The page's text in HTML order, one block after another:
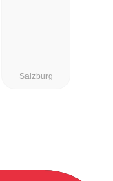
Salzburg